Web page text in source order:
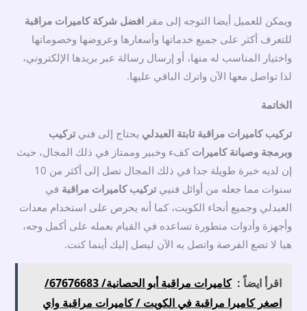
ويمكن للعميل أيضا التوجه إلى مقرافضل شركة كاميرات مراقبة
للتعرف أكثر على جميع خدماتها وأسعارها وعروضها وخصوماتها
واختيار المناسب له منها، أو إرسال رسالة عبر بريدها الإلكتروني،
لذا تواصل معها الآن واترك الباقي عليها.
الخاتمة
تركيب كاميرات مراقبة ثابتة العبدلي يحتاج إلى فنيتركيب
وبرمجة وصيانة كاميراتكفء وخبير وممتاز في ذلك المجال، حيث
إن لديه خبرة طويلة جدا في ذلك المجال تصل إلى أكثر من 10
سنوات مما جعله من أوائل فنييتركيب كاميرات مراقبة في
العبدلي وجميع أنحاء الكويت، كما أنه يحرص على استخدام معدات
وأجهزة وأدوات متطورة تساعده في القيام بعمله على أكمل وجه،
هيا لا تضع الفرصة واتصل به الآن ليصل إليك أينما كنت.
اقرأ ايضاً :
كاميرات مراقبة أبو الحصانية/ 67676683/
اصغر كاميرا مراقبة في الكويت / كاميرات مراقبة واي